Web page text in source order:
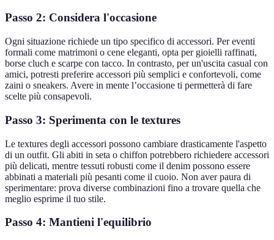
Passo 2: Considera l'occasione
Ogni situazione richiede un tipo specifico di accessori. Per eventi
formali come matrimoni o cene eleganti, opta per gioielli raffinati,
borse cluch e scarpe con tacco. In contrasto, per un'uscita casual con
amici, potresti preferire accessori più semplici e confortevoli, come
zaini o sneakers. Avere in mente l’occasione ti permetterà di fare
scelte più consapevoli.
Passo 3: Sperimenta con le textures
Le textures degli accessori possono cambiare drasticamente l'aspetto
di un outfit. Gli abiti in seta o chiffon potrebbero richiedere accessori
più delicati, mentre tessuti robusti come il denim possono essere
abbinati a materiali più pesanti come il cuoio. Non aver paura di
sperimentare: prova diverse combinazioni fino a trovare quella che
meglio esprime il tuo stile.
Passo 4: Mantieni l'equilibrio